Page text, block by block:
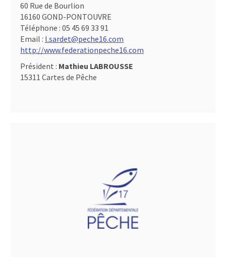
60 Rue de Bourlion
16160 GOND-PONTOUVRE
Téléphone : 05 45 69 33 91
Email : l.sardet@peche16.com
http://www.federationpeche16.com
Président : Mathieu LABROUSSE
15311 Cartes de Pêche